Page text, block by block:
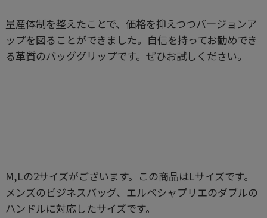
量産体制を整えたことで、価格を抑えつつバージョンア
ップを図ることができました。自信を持ってお勧めでき
る革質のバッググリップです。ぜひお試しください。
M,Lの2サイズがございます。この商品はLサイズです。
メンズのビジネスバッグ、エルベシャプリエのダブルの
ハンドルに対応したサイズです。